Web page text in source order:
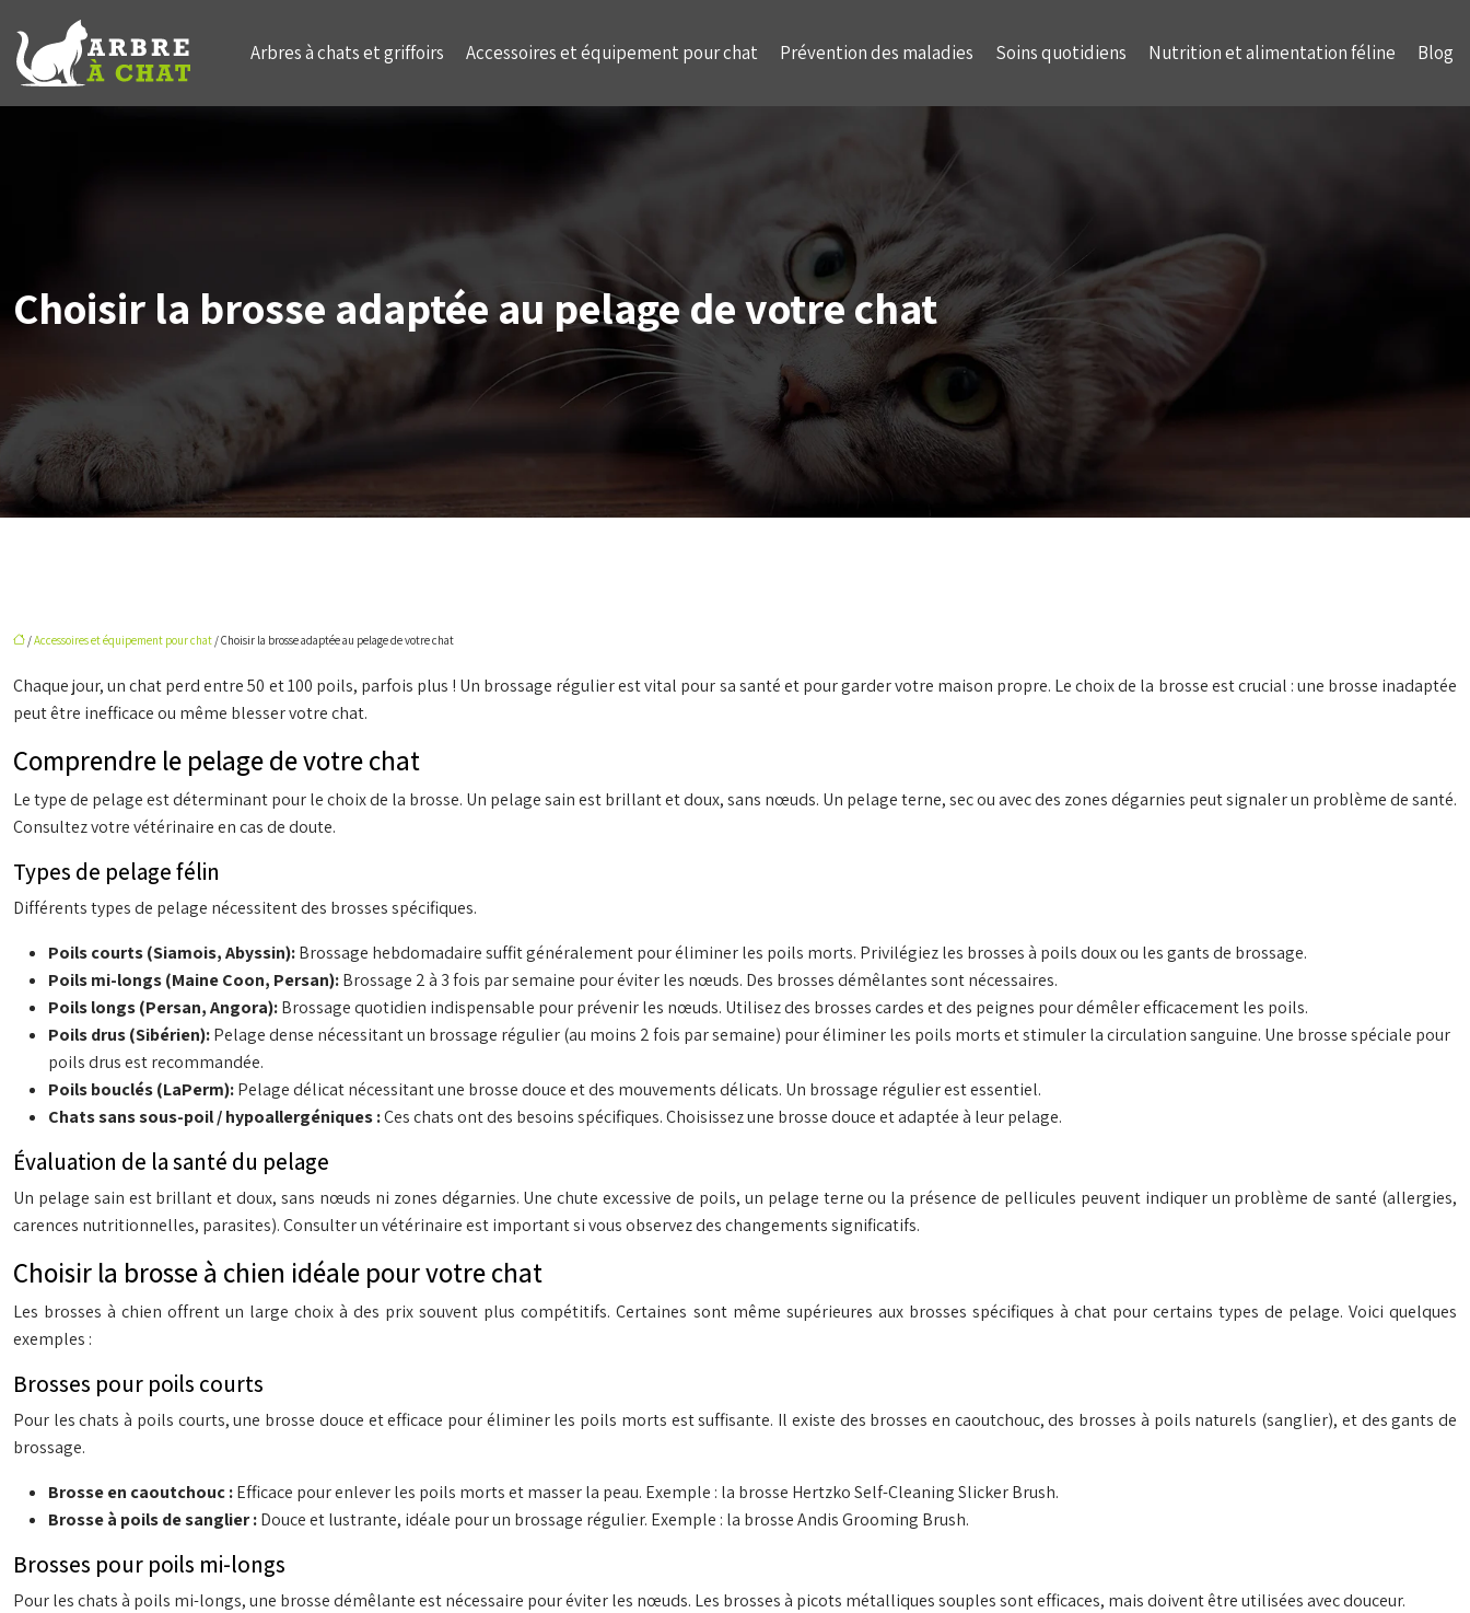
Arbres à chats et griffoirs Accessoires et équipement pour chat Prévention des maladies Soins quotidiens Nutrition et alimentation féline Blog
Choisir la brosse adaptée au pelage de votre chat
/Accessoires et équipement pour chat / Choisir la brosse adaptée au pelage de votre chat
Chaque jour, un chat perd entre 50 et 100 poils, parfois plus ! Un brossage régulier est vital pour sa santé et pour garder votre maison propre. Le choix de la brosse est crucial : une brosse inadaptée
peut être inefficace ou même blesser votre chat.
Comprendre le pelage de votre chat
Le type de pelage est déterminant pour le choix de la brosse. Un pelage sain est brillant et doux, sans nœuds. Un pelage terne, sec ou avec des zones dégarnies peut signaler un problème de santé.
Consultez votre vétérinaire en cas de doute.
Types de pelage félin
Différents types de pelage nécessitent des brosses spécifiques.
Poils courts (Siamois, Abyssin):Brossage hebdomadaire suffit généralement pour éliminer les poils morts. Privilégiez les brosses à poils doux ou les gants de brossage.
Poils mi-longs (Maine Coon, Persan):Brossage 2 à 3 fois par semaine pour éviter les nœuds. Des brosses démêlantes sont nécessaires.
Poils longs (Persan, Angora):Brossage quotidien indispensable pour prévenir les nœuds. Utilisez des brosses cardes et des peignes pour démêler efficacement les poils.
Poils drus (Sibérien):Pelage dense nécessitant un brossage régulier (au moins 2 fois par semaine) pour éliminer les poils morts et stimuler la circulation sanguine. Une brosse spéciale pour
poils drus est recommandée.
Poils bouclés (LaPerm):Pelage délicat nécessitant une brosse douce et des mouvements délicats. Un brossage régulier est essentiel.
Chats sans sous-poil / hypoallergéniques :Ces chats ont des besoins spécifiques. Choisissez une brosse douce et adaptée à leur pelage.
Évaluation de la santé du pelage
Un pelage sain est brillant et doux, sans nœuds ni zones dégarnies. Une chute excessive de poils, un pelage terne ou la présence de pellicules peuvent indiquer un problème de santé (allergies,
carences nutritionnelles, parasites). Consulter un vétérinaire est important si vous observez des changements significatifs.
Choisir la brosse à chien idéale pour votre chat
Les brosses à chien offrent un large choix à des prix souvent plus compétitifs. Certaines sont même supérieures aux brosses spécifiques à chat pour certains types de pelage. Voici quelques
exemples :
Brosses pour poils courts
Pour les chats à poils courts, une brosse douce et efficace pour éliminer les poils morts est suffisante. Il existe des brosses en caoutchouc, des brosses à poils naturels (sanglier), et des gants de
brossage.
Brosse en caoutchouc :Efficace pour enlever les poils morts et masser la peau. Exemple : la brosse Hertzko Self-Cleaning Slicker Brush.
Brosse à poils de sanglier :Douce et lustrante, idéale pour un brossage régulier. Exemple : la brosse Andis Grooming Brush.
Brosses pour poils mi-longs
Pour les chats à poils mi-longs, une brosse démêlante est nécessaire pour éviter les nœuds. Les brosses à picots métalliques souples sont efficaces, mais doivent être utilisées avec douceur.